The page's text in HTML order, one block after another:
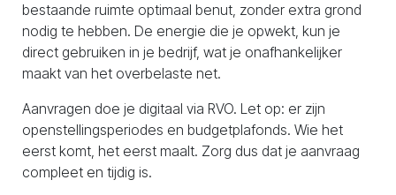
bestaande ruimte optimaal benut, zonder extra grond
nodig te hebben. De energie die je opwekt, kun je
direct gebruiken in je bedrijf, wat je onafhankelijker
maakt van het overbelaste net.
Aanvragen doe je digitaal via RVO. Let op: er zijn
openstellingsperiodes en budgetplafonds. Wie het
eerst komt, het eerst maalt. Zorg dus dat je aanvraag
compleet en tijdig is.